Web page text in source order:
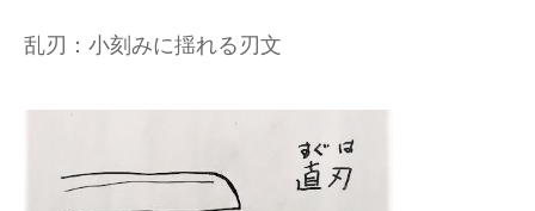
乱刃：小刻みに揺れる刃文